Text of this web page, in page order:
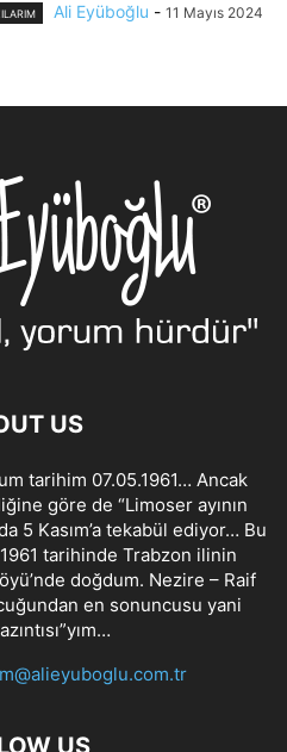
Ali Eyüboğlu - 11 Mayıs 2024
US
tarihim 07.05.1961… Ancak
göre de “Limoser ayının
5 Kasım’a tekabül ediyor… Bu
tarihinde Trabzon ilinin
doğdum. Nezire – Raif
en sonuncusu yani
US